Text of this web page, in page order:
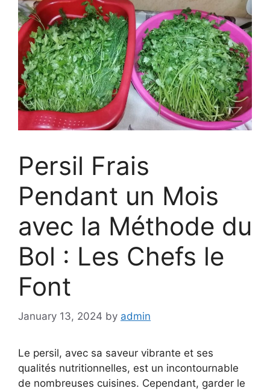
Persil Frais
Pendant un Mois
avec la Méthode du
Bol : Les Chefs le
Font
January 13, 2024 by admin
Le persil, avec sa saveur vibrante et ses
qualités nutritionnelles, est un incontournable
de nombreuses cuisines. Cependant, garder le